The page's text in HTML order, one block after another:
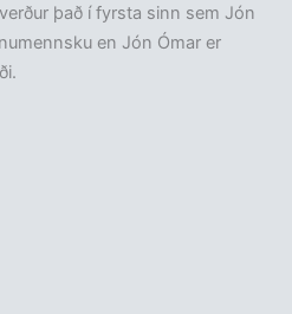
það í fyrsta sinn sem Jón
en Jón Ómar er